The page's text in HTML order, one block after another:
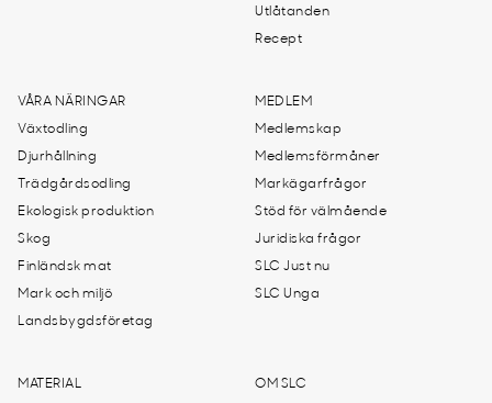
Utlåtanden
Recept
VÅRA NÄRINGAR
Växtodling
Djurhållning
Trädgårdsodling
Ekologisk produktion
Skog
Finländsk mat
Mark och miljö
Landsbygdsföretag
MEDLEM
Medlemskap
Medlemsförmåner
Markägarfrågor
Stöd för välmående
Juridiska frågor
SLC Just nu
SLC Unga
MATERIAL OM SLC